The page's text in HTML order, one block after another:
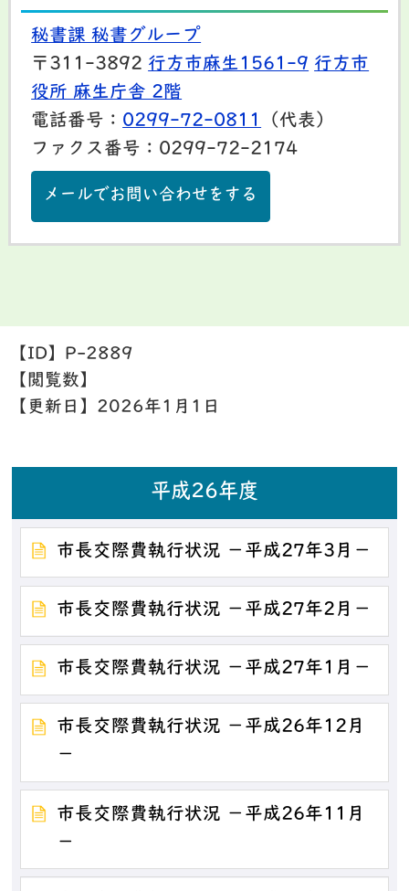
秘書課 秘書グループ
〒311-3892 行方市麻生1561-9 行方市
役所 麻生庁舎 2階
電話番号： 0299-72-0811
（代表）
ファクス番号：0299-72-2174
メールでお問い合わせをする
【ID】 P-2889
【閲覧数】
【更新日】 2026年1月1日
平成26年度
市長交際費執行状況 －平成27年3月－
市長交際費執行状況 －平成27年2月－
市長交際費執行状況 －平成27年1月－
市長交際費執行状況 －平成26年12月
－
市長交際費執行状況 －平成26年11月
－